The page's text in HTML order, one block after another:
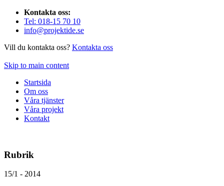
Kontakta oss:
Tel: 018-15 70 10
info@projektide.se
Vill du kontakta oss? Kontakta oss
Skip to main content
Startsida
Om oss
Våra tjänster
Våra projekt
Kontakt
Rubrik
15/1 - 2014